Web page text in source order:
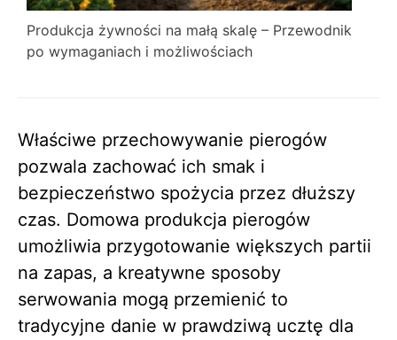
Produkcja żywności na małą skalę – Przewodnik
po wymaganiach i możliwościach
Właściwe przechowywanie pierogów
pozwala zachować ich smak i
bezpieczeństwo spożycia przez dłuższy
czas. Domowa produkcja pierogów
umożliwia przygotowanie większych partii
na zapas, a kreatywne sposoby
serwowania mogą przemienić to
tradycyjne danie w prawdziwą ucztę dla